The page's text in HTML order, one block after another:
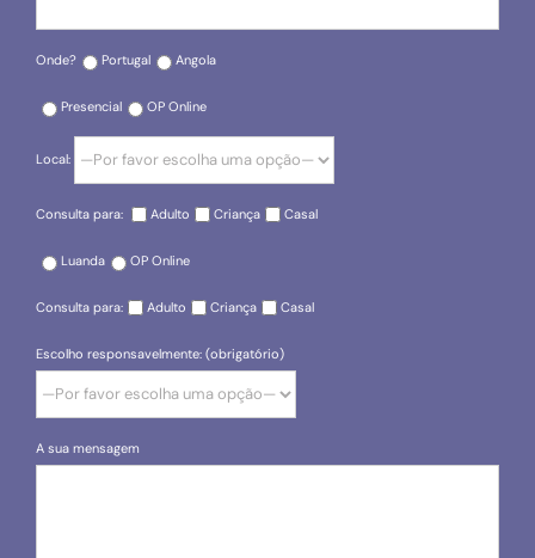
Onde? Portugal Angola
Presencial OP Online
Local:
Consulta para: Adulto Criança Casal
Luanda OP Online
Consulta para: Adulto Criança Casal
Escolho responsavelmente: (obrigatório)
A sua mensagem